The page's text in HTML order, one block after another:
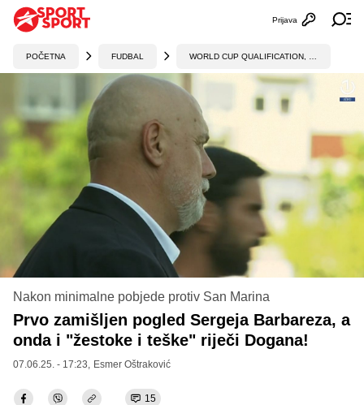
Otvori
Prijava
POČETNA FUDBAL
Nakon minimalne pobjede protiv San Marina
Prvo zamišljen pogled Sergeja Barbareza, a
onda i "žestoke i teške" riječi Dogana!
07.06.25. - 17:23, Esmer Oštraković
15